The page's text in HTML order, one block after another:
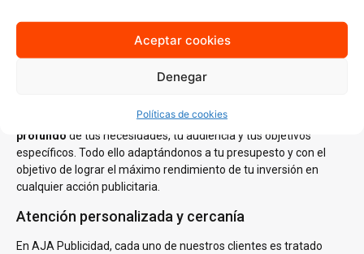
Aceptar cookies
Denegar
Políticas de cookies
del mercado local es clave para generar estrategias que no solo
lleguen a tu audiencia ideal, sino que también resuenen con ella.
Estrategias personalizadas
Cada estrategia que diseñamos se basa en un
profundo de tus necesidades, tu audiencia y tus objetivos
específicos. Todo ello adaptándonos a tu presupesto y con el
objetivo de lograr el máximo rendimiento de tu inversión en
cualquier acción publicitaria.
Atención personalizada y cercanía
En AJA Publicidad, cada uno de nuestros clientes es tratado